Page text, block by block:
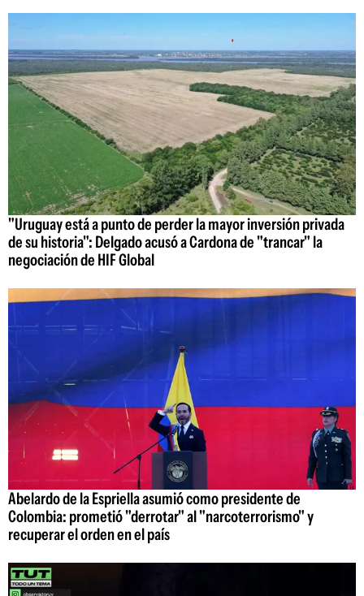
"Uruguay está a punto de perder la mayor inversión privada
de su historia": Delgado acusó a Cardona de "trancar" la
negociación de HIF Global
Abelardo de la Espriella asumió como presidente de
Colombia: prometió "derrotar" al "narcoterrorismo" y
recuperar el orden en el país